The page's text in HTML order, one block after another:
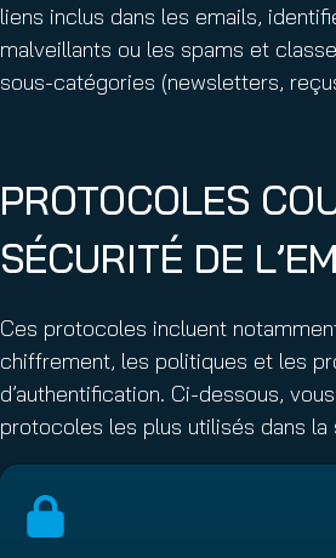
liens inclus dans les emails,
malveillants ou les spams et
sous-catégories (newsletters,
PROTOCOLES
SÉCURITÉ DE
Ces protocoles incluent
chiffrement, les politiques et les
d’authentification. Ci-dessous,
protocoles les plus utilisés dans la